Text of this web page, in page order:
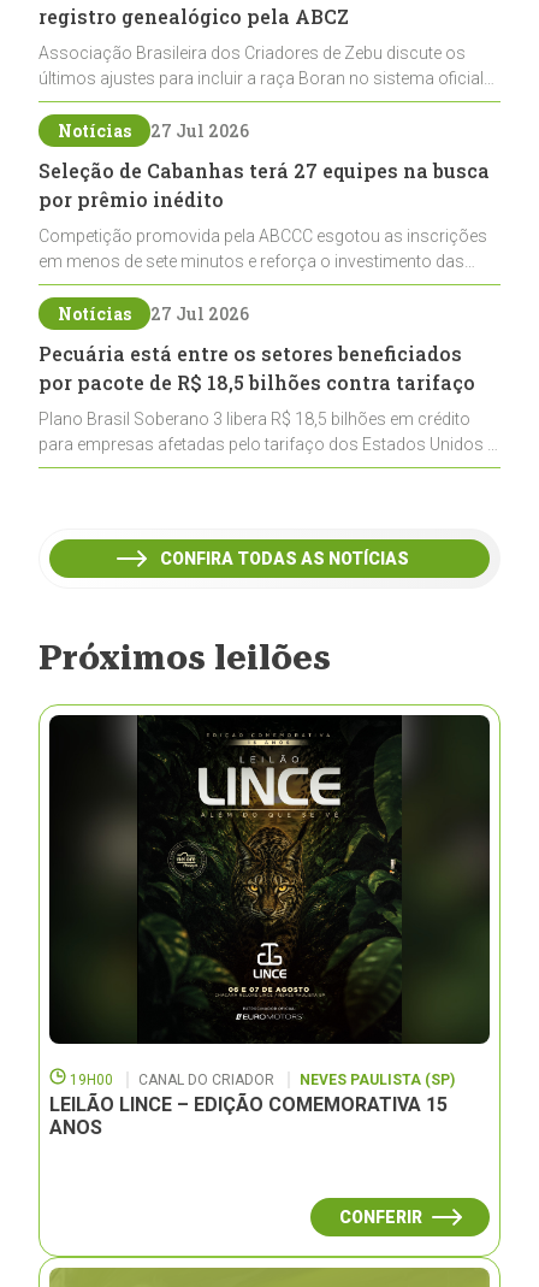
registro genealógico pela ABCZ
Associação Brasileira dos Criadores de Zebu discute os
últimos ajustes para incluir a raça Boran no sistema oficial
de registros, abrindo caminho para sua expansão na
pecuária nacional
Notícias 27 Jul 2026
Seleção de Cabanhas terá 27 equipes na busca
por prêmio inédito
Competição promovida pela ABCCC esgotou as inscrições
em menos de sete minutos e reforça o investimento das
cabanhas na seleção genética de Cavalos Crioulos voltados
ao laço
Notícias 27 Jul 2026
Pecuária está entre os setores beneficiados
por pacote de R$ 18,5 bilhões contra tarifaço
Plano Brasil Soberano 3 libera R$ 18,5 bilhões em crédito
para empresas afetadas pelo tarifaço dos Estados Unidos e
inclui a pecuária entre os setores estratégicos
CONFIRA TODAS AS NOTÍCIAS
Próximos leilões
19H00 CANAL DO CRIADOR NEVES PAULISTA (SP)
LEILÃO LINCE – EDIÇÃO COMEMORATIVA 15
ANOS
CONFERIR